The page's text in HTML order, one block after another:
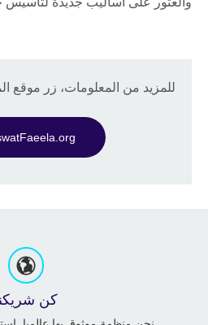
للمزيد من المعلومات، زر موقع
كن